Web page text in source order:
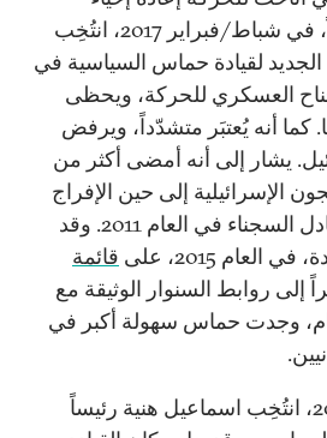
علاقاتها مع إيران. أولاً، في شباط/فبراير 2017، انتُخِب
لقيادة حماس السياسية في
العسكري للحركة، ويحظى
أنه يُعتبَر متشدّداً، ويرفض
يشار إلى أنه أمضى أكثر من
الإسرائيلية إلى حين الإفراج
عنه بموجب صفقة لتبادل السجناء في العام 2011. وقد
2015، على
قائمة
إلى روابط السنوار الوثيقة مع
وجدت حماس سهولة أكبر في
ثانياً، في أيار/مايو 2017، انتُخِب اسماعيل هنية رئيساً